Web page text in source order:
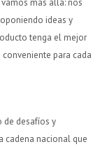
más allá: nos
ideas y
tenga el mejor
para cada
de desafíos y
cadena nacional que